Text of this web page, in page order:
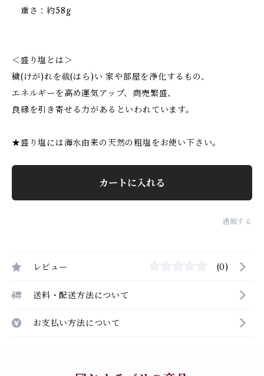
重さ：約58g
＜盛り塩とは＞
穢(けが)れを祓(はら)い 家や部屋を浄化するもの、
エネルギーを高め運気アップ、商売繁盛、
良縁を引き寄せる力があるといわれています。
★盛り塩には海水由来の天然の粗塩をお使い下さい。
カートに入れる
通報する
レビュー (0)
送料・配送方法について
お支払い方法について